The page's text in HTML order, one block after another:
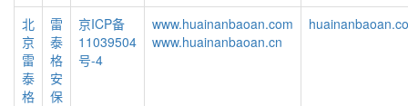
北
京
雷
泰
格
雷
泰
格
安
保
京ICP备
11039504
号-4
www.huainanbaoan.com
www.huainanbaoan.cn